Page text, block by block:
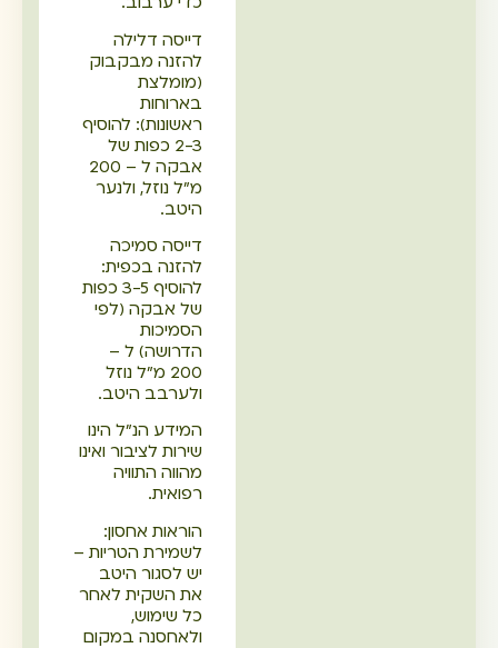
דייסה דלילה
להזנה מבקבוק
(מומלצת
בארוחות
ראשונות): להוסיף
2-3 כפות של
אבקה ל – 200
מ"ל נוזל, ולנער
היטב.
דייסה סמיכה
להזנה בכפית:
להוסיף 3-5 כפות
של אבקה (לפי
הסמיכות
הדרושה) ל –
200 מ"ל נוזל
ולערבב היטב.
המידע הנ"ל הינו
שירות לציבור ואינו
מהווה התוויה
רפואית.
הוראות אחסון:
לשמירת הטריות –
יש לסגור היטב
את השקית לאחר
כל שימוש,
ולאחסנה במקום